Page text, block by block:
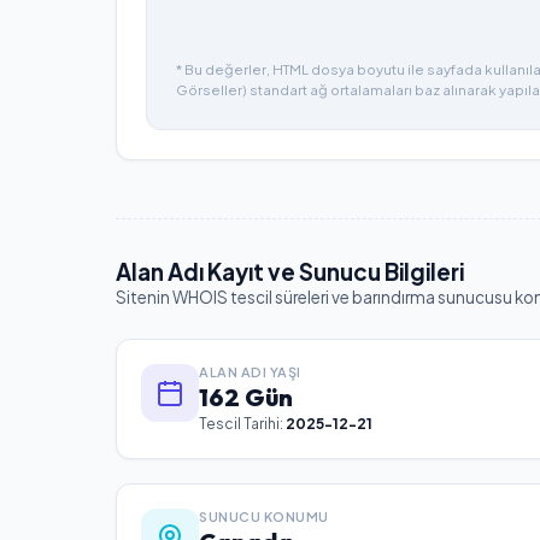
* Bu değerler, HTML dosya boyutu ile sayfada
Görseller) standart ağ ortalamaları baz alınarak
Alan Adı Kayıt ve Sunucu Bilgileri
Sitenin WHOIS tescil süreleri ve barındırma sunucusu
ALAN ADI YAŞI
162 Gün
Tescil Tarihi: 2025-12-21
SUNUCU KONUMU